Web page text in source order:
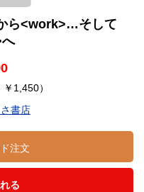
ら<work>…そして
1,450）
書店
注文
る